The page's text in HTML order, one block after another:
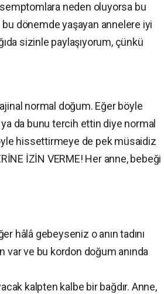
neden oluyorsa bu
dönemde yaşayan annelere iyi
sizinle paylaşıyorum, çünkü
normal doğum. Eğer böyle
da bunu tercih ettin diye normal
hissettirmeye de pek müsaidiz
İZİN VERME! Her anne, bebeği
hâlâ gebeyseniz o anın tadını
var ve bu kordon doğum anında
kalpten kalbe bir bağdır. Anne,